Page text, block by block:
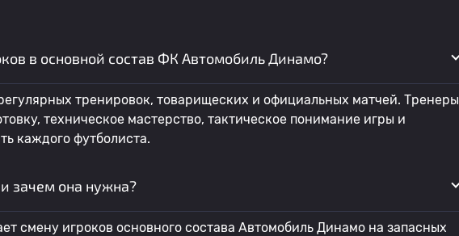
в основной состав ФК Автомобиль Динамо?
тренировок, товарищеских и официальных матчей. Тренеры
техническое мастерство, тактическое понимание игры и
каждого футболиста.
зачем она нужна?
смену игроков основного состава Автомобиль Динамо на запасных